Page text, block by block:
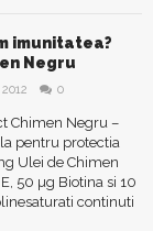
imunitatea?
Negru
0
Chimen Negru –
pentru protectia
Ulei de Chimen
50 µg Biotina si 10
continuti